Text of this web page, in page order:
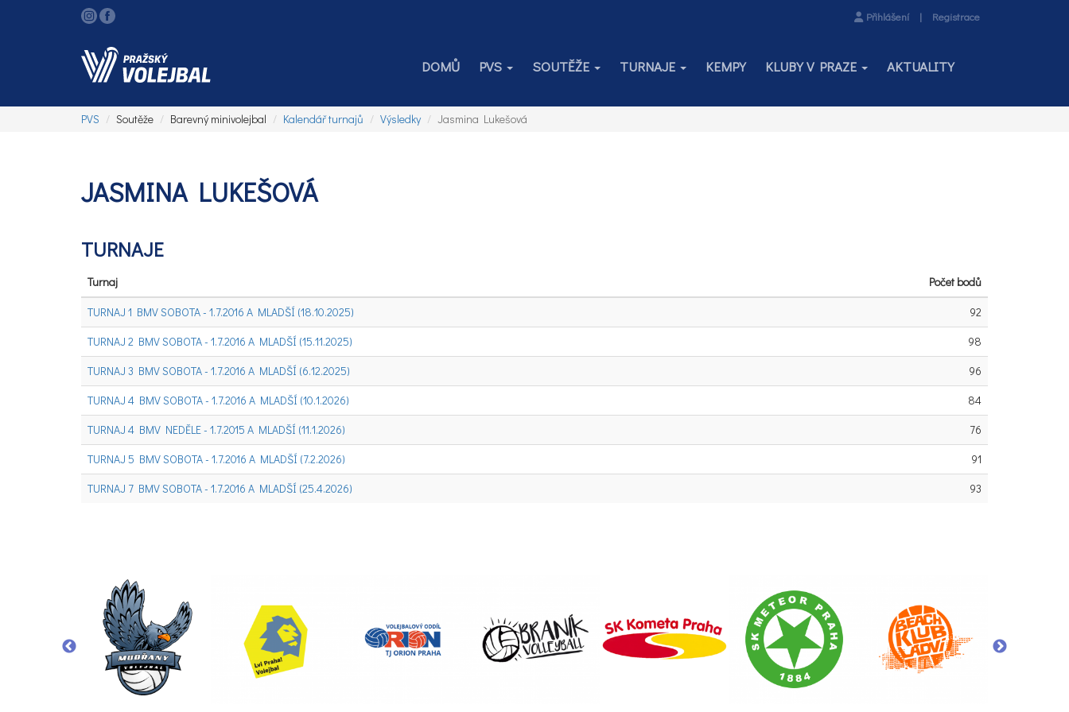
Přihlášení | Registrace
DOMŮ PVS SOUTĚŽE TURNAJE KEMPY KLUBY V PRAZE AKTUALITY
PVS Soutěže Barevný minivolejbal Kalendář turnajů Výsledky Jasmina Lukešová
JASMINA LUKEŠOVÁ
TURNAJE
Turnaj
Počet bodů
TURNAJ 1 BMV SOBOTA - 1.7.2016 A MLADŠÍ (18.10.2025)
92
TURNAJ 2 BMV SOBOTA - 1.7.2016 A MLADŠÍ (15.11.2025)
98
TURNAJ 3 BMV SOBOTA - 1.7.2016 A MLADŠÍ (6.12.2025)
96
TURNAJ 4 BMV SOBOTA - 1.7.2016 A MLADŠÍ (10.1.2026)
84
TURNAJ 4 BMV NEDĚLE - 1.7.2015 A MLADŠÍ (11.1.2026)
76
TURNAJ 5 BMV SOBOTA - 1.7.2016 A MLADŠÍ (7.2.2026)
91
TURNAJ 7 BMV SOBOTA - 1.7.2016 A MLADŠÍ (25.4.2026)
93